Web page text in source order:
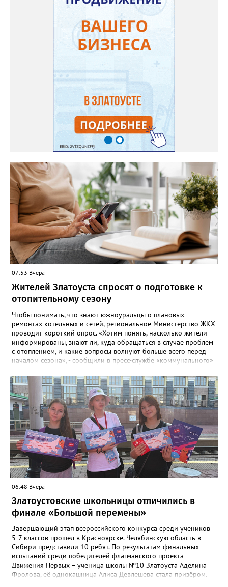
07:53 Вчера
Жителей Златоуста спросят о подготовке к
отопительному сезону
Чтобы понимать, что знают южноуральцы о плановых
ремонтах котельных и сетей, региональное Министерство ЖКХ
проводит короткий опрос. «Хотим понять, насколько жители
информированы, знают ли, куда обращаться в случае проблем
с отоплением, и какие вопросы волнуют больше всего перед
началом сезона», - сообщили в пресс-службе «коммунального»
6 вопросов. Южноуральцам, например, предлагают поделиться
опасениями, мучающими их накануне зимы. Среди вариантов:
своевременное начало отопительного сезона, температура в
квартире, возможные аварии и перебои, размер платы за
отопление. А также поставить оценку работе управляющей
компании – в диапазоне от «Безусловно хорошо» до
«Безусловно плохо». «Опрос займет всего пару минут, но ваши
ответы помогут обратить внимание на темы, которые
действительно важны для людей», - утверждают в
министерстве.
06:48 Вчера
Златоустовские школьницы отличились в
финале «Большой перемены»
Завершающий этап всероссийского конкурса среди учеников
5-7 классов прошёл в Красноярске. Челябинскую область в
Сибири представили 10 ребят. По результатам финальных
испытаний среди победителей флагманского проекта
Движения Первых – ученица школы №10 Златоуста Аделина
Фролова, её однокашница Алиса Девлешева стала призёром.